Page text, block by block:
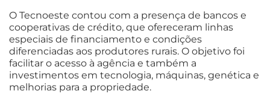
O Tecnoeste contou com a presença de bancos e
cooperativas de crédito, que ofereceram linhas
especiais de financiamento e condições
diferenciadas aos produtores rurais. O objetivo foi
facilitar o acesso à agência e também a
investimentos em tecnologia, máquinas, genética e
melhorias para a propriedade.